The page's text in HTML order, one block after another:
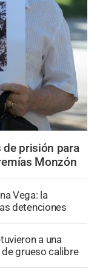
de prisión para
Monzón
Vega: la
detenciones
a una
grueso calibre